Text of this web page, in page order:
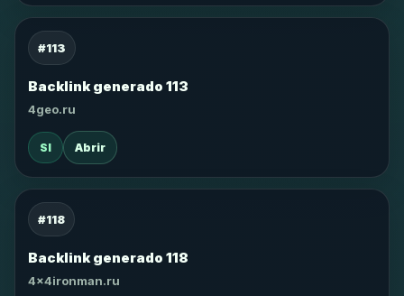
#113
Backlink generado 113
4geo.ru
SI Abrir
#118
Backlink generado 118
4x4ironman.ru